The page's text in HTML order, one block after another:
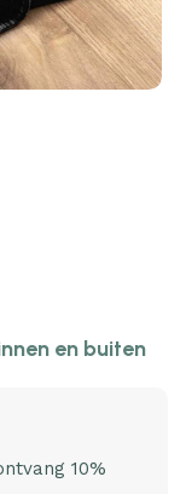
en buiten
10%